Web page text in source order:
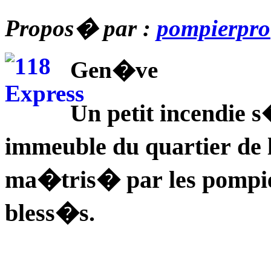
Propos� par : pompierpro
Gen�ve
Un petit incendie
immeuble du quartier
ma�tris� par les
bless�s.